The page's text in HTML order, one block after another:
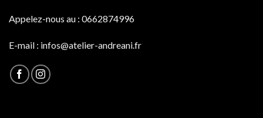
Appelez-nous au : 0662874996
E-mail : infos@atelier-andreani.fr